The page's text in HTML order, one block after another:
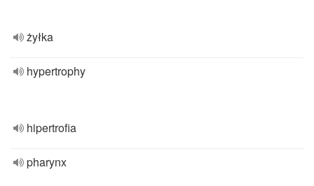
żyłka
hypertrophy
hipertrofia
pharynx